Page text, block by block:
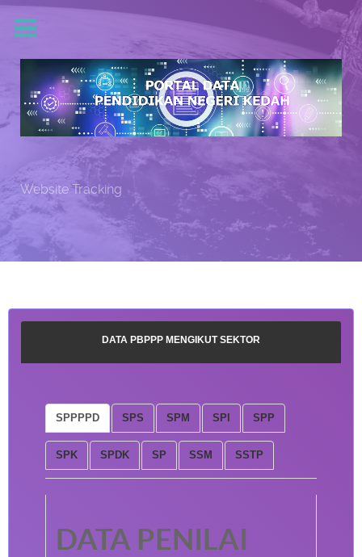
Website Tracking
DATA PBPPP MENGIKUT SEKTOR
SPPPPD SPS SPM SPI SPP
SPK SPDK SP SSM SSTP
DATA PENILAI